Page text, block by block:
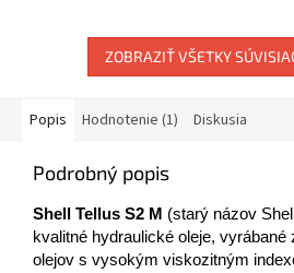
ZOBRAZIŤ VŠETKY
Popis Hodnotenie (1) Diskusia
Podrobný popis
Shell Tellus S2 M (starý názov
kvalitné hydraulické oleje,
olejov s vysokým viskozitným